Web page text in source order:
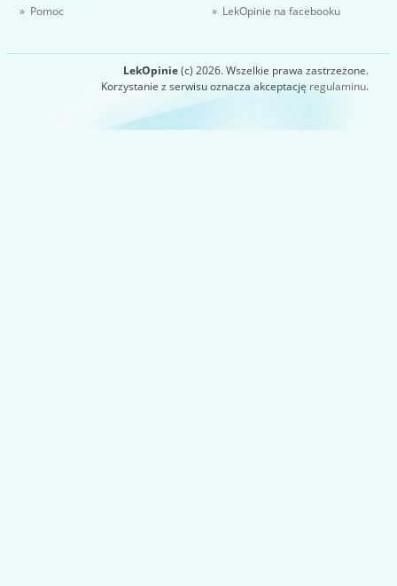
» Pomoc
» LekOpinie na facebooku
LekOpinie(c) 2026. Wszelkie prawa zastrzeżone.
Korzystanie z serwisu oznacza akceptację regulaminu.